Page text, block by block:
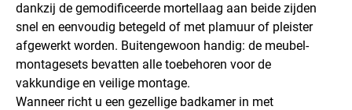
dankzij de gemodificeerde mortellaag aan beide zijden
snel en eenvoudig betegeld of met plamuur of pleister
afgewerkt worden. Buitengewoon handig: de meubel-
montagesets bevatten alle toebehoren voor de
vakkundige en veilige montage.
Wanneer richt u een gezellige badkamer in met